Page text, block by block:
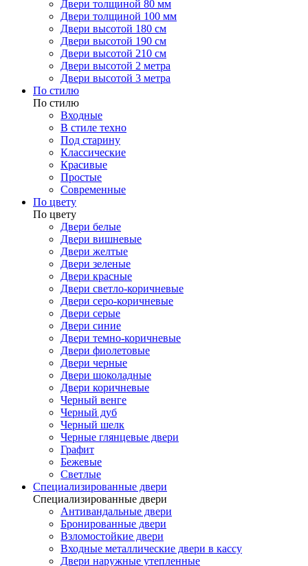
Двери толщиной 80 мм
Двери толщиной 100 мм
Двери высотой 180 см
Двери высотой 190 см
Двери высотой 210 см
Двери высотой 2 метра
Двери высотой 3 метра
По стилю
По стилю
Входные
В стиле техно
Под старину
Классические
Красивые
Простые
Современные
По цвету
По цвету
Двери белые
Двери вишневые
Двери желтые
Двери зеленые
Двери красные
Двери светло-коричневые
Двери серо-коричневые
Двери серые
Двери синие
Двери темно-коричневые
Двери фиолетовые
Двери черные
Двери шоколадные
Двери коричневые
Черный венге
Черный дуб
Черный шелк
Черные глянцевые двери
Графит
Бежевые
Светлые
Специализированные двери
Специализированные двери
Антивандальные двери
Бронированные двери
Взломостойкие двери
Входные металлические двери в кассу
Двери наружные утепленные